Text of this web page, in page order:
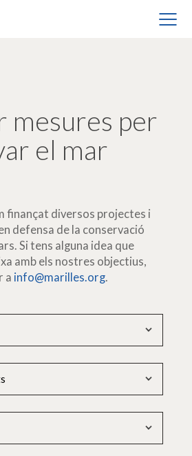
mesures per
el mar
finançat diversos projectes i
defensa de la conservació
Si tens alguna idea que
amb els nostres objectius,
a info@marilles.org.